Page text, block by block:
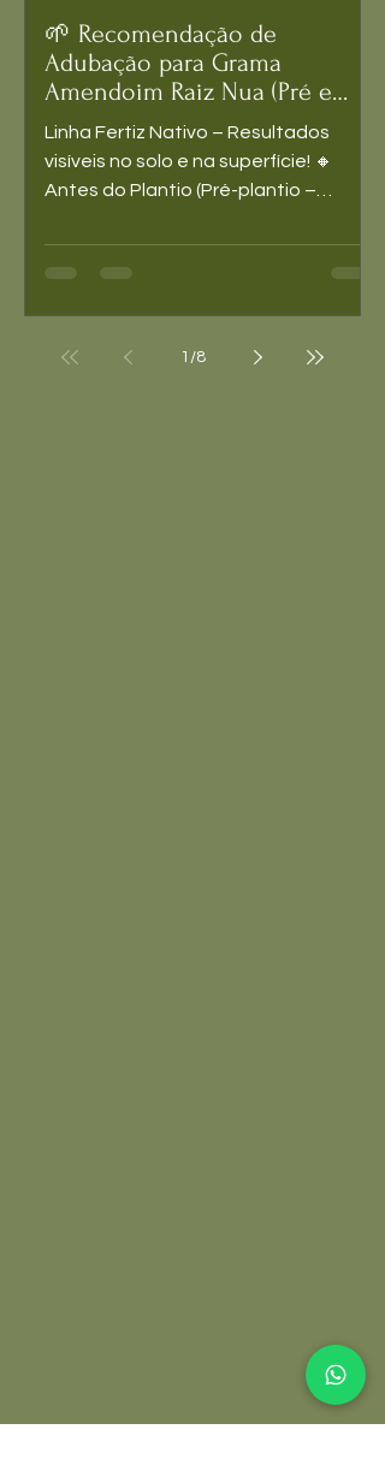
🌱 Recomendação de
Adubação para Grama
Amendoim Raiz Nua (Pré e
Pós-Plantio)
Linha Fertiz Nativo – Resultados
visíveis no solo e na superfície! 🔸
Antes do Plantio (Pré-plantio –
1 /8